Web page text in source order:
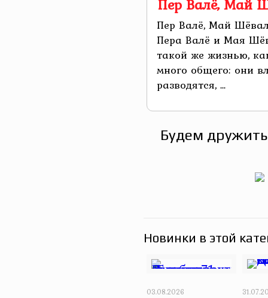
Пер Валё, Май
Пер Валё, Май
Пера Валё и Мая
такой же жизнью,
много общего: они
разводятся, ...
Будем
Новинки в этой
03.08.2026